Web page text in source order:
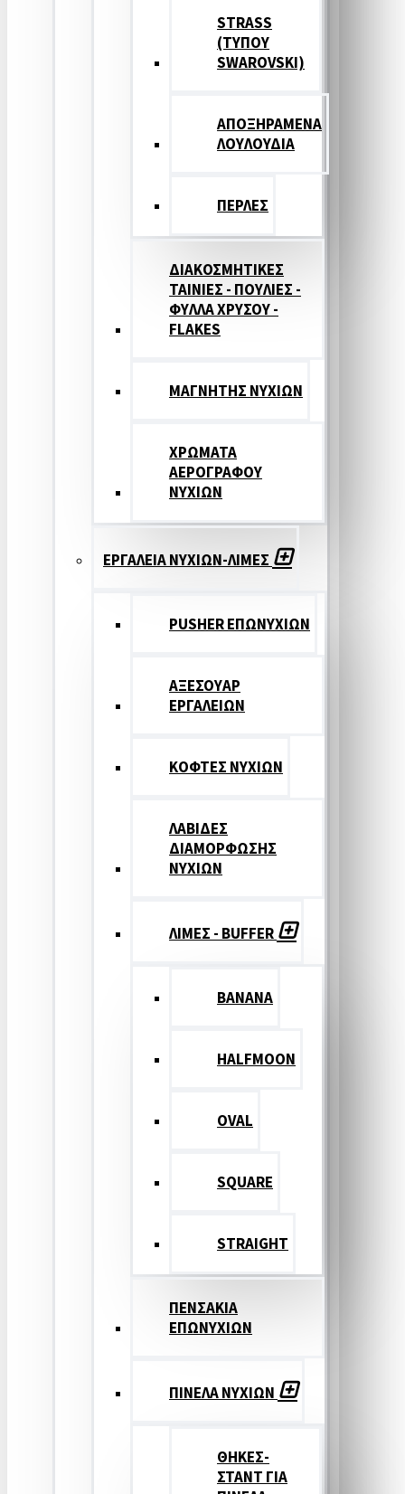
STRASS
(ΤΥΠΟΥ
SWAROVSKI)
ΑΠΟΞΗΡΑΜΕΝΑ
ΛΟΥΛΟΥΔΙΑ
ΠΕΡΛΕΣ
ΔΙΑΚΟΣΜΗΤΙΚΕΣ
ΤΑΙΝΙΕΣ - ΠΟΥΛΙΕΣ -
ΦΥΛΛΑ ΧΡΥΣΟΥ -
FLAKES
ΜΑΓΝΗΤΗΣ ΝΥΧΙΩΝ
ΧΡΩΜΑΤΑ
ΑΕΡΟΓΡΑΦΟΥ
ΝΥΧΙΩΝ
ΕΡΓΑΛΕΙΑ ΝΥΧΙΩΝ-ΛΙΜΕΣ
PUSHER ΕΠΩΝΥΧΙΩΝ
ΑΞΕΣΟΥΑΡ
ΕΡΓΑΛΕΙΩΝ
ΚΟΦΤΕΣ ΝΥΧΙΩΝ
ΛΑΒΙΔΕΣ
ΔΙΑΜΟΡΦΩΣΗΣ
ΝΥΧΙΩΝ
ΛΙΜΕΣ - BUFFER
BANANA
HALFMOON
OVAL
SQUARE
STRAIGHT
ΠΕΝΣΑΚΙΑ
ΕΠΩΝΥΧΙΩΝ
ΠΙΝΕΛΑ ΝΥΧΙΩΝ
ΘΗΚΕΣ-
ΣΤΑΝΤ ΓΙΑ